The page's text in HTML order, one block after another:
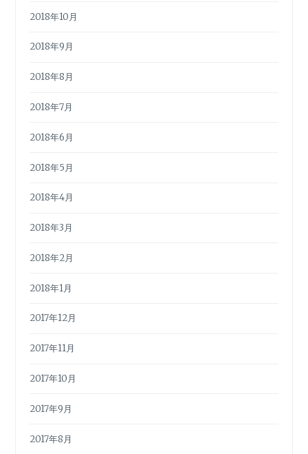
2018年10月
2018年9月
2018年8月
2018年7月
2018年6月
2018年5月
2018年4月
2018年3月
2018年2月
2018年1月
2017年12月
2017年11月
2017年10月
2017年9月
2017年8月